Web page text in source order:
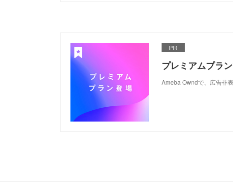
PR
プレミアムプラ
Ameba Owndで、広告非